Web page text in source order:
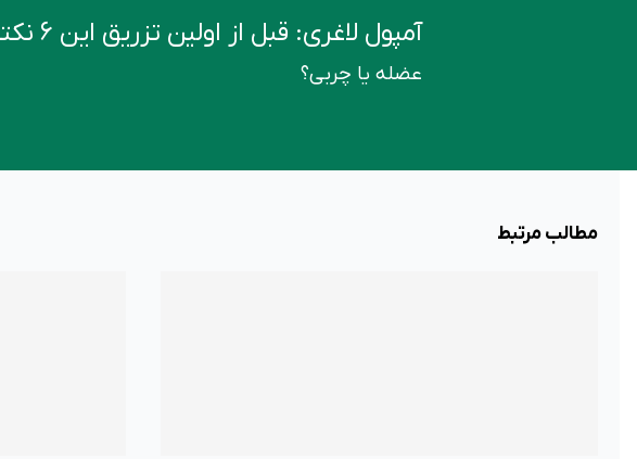
آمپول لاغری: قبل از اولین تزریق این ۶ نکته را بدانید
عضله یا چربی؟
مطالب مرتبط